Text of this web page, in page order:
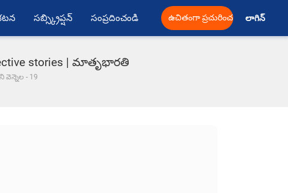
సబ్స్క్రిప్షన్ సంప్రదించండి ఉచితంగా ప్రచురించండి లాగిన్
stories | మాతృభారతి
వెన్నెల - 19